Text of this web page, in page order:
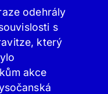
odehrály
s
který
akce